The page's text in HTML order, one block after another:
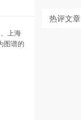
上海
图谱的
热评文章